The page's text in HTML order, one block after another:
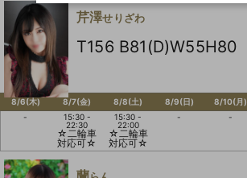
芹澤せりざわ
T156 B81(D)W55H80
8/6(木)
-
8/7(金)
15:30 -
22:30
☆二輪車
対応可☆
8/8(土)
15:30 -
22:00
☆二輪車
対応可☆
8/9(日)
-
8/10(月)
-